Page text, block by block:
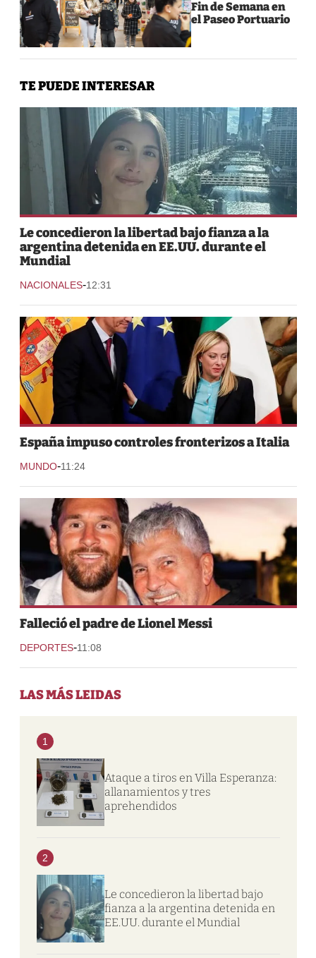
Fin de Semana en
el Paseo Portuario
TE PUEDE INTERESAR
Le concedieron la libertad bajo fianza a la
argentina detenida en EE.UU. durante el
Mundial
NACIONALES-12:31
España impuso controles fronterizos a Italia
MUNDO-11:24
Falleció el padre de Lionel Messi
DEPORTES-11:08
LAS MÁS LEIDAS
1
Ataque a tiros en Villa Esperanza:
allanamientos y tres
aprehendidos
2
Le concedieron la libertad bajo
fianza a la argentina detenida en
EE.UU. durante el Mundial